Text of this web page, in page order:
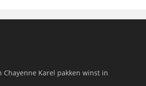
Chayenne Karel pakken winst in